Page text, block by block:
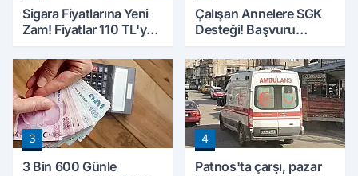
Sigara Fiyatlarına Yeni
Zam! Fiyatlar 110 TL'ye
Çalışan Annelere SGK
Desteği! Başvuru
Parası Alabilecekler
3
3 Bin 600 Günle
4
Patnos'ta çarşı, pazar